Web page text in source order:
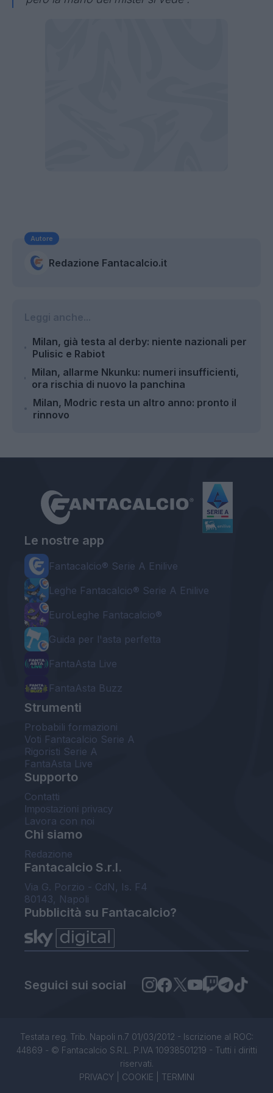
Autore
Redazione Fantacalcio.it
Milan, già testa al derby: niente nazionali per
Pulisic e Rabiot
Milan, allarme Nkunku: numeri insufficienti,
ora rischia di nuovo la panchina
Milan, Modric resta un altro anno: pronto il
rinnovo
Le nostre app
Fantacalcio® Serie A Enilive
Leghe Fantacalcio® Serie A Enilive
EuroLeghe Fantacalcio®
Guida per l'asta perfetta
FantaAsta Live
FantaAsta Buzz
Strumenti
Probabili formazioni
Voti Fantacalcio Serie A
Rigoristi Serie A
FantaAsta Live
Supporto
Contatti
Impostazioni privacy
Lavora con noi
Chi siamo
Redazione
Fantacalcio S.r.l.
Via G. Porzio - CdN, Is. F4
80143, Napoli
Pubblicità su Fantacalcio?
Seguici sui social
Testata reg. Trib. Napoli n.7 01/03/2012 - Iscrizione al ROC:
44869 - © Fantacalcio S.R.L. P.IVA 10938501219 - Tutti i diritti
riservati.
PRIVACY| COOKIE TERMINI